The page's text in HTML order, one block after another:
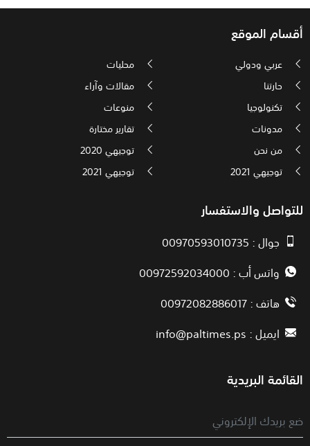
أقسام الموقع
عربي ودولي
محليات
حارتنا
مقالات وآراء
تكنولوجيا
منوعات
مدونات
تقارير مختارة
من نحن
توجيهي 2020
توجيهي 2021
توجيهي 2021
للتواصل والاستفسار
جوال : 00970593010735
واتس أب : 00972592034000
هاتف : 00972082886017
ايميل :info@paltimes.ps
القائمة البريدية